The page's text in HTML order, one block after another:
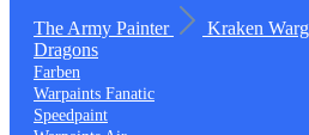
The Army Painter Kraken
Dragons
Farben
Warpaints Fanatic
Speedpaint